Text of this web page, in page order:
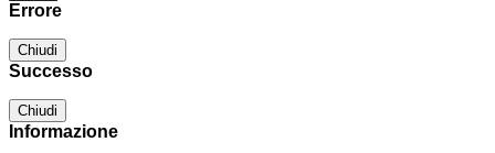
Errore
Chiudi
Successo
Chiudi
Informazione